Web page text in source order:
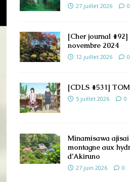
27 juillet 2026 0
[Cher journal
novembre 2024
12 juillet 2026 0
[CDLS #531]
5 juillet 2026 0
Minamisawa
montagne aux
d’Akiruno
27 juin 2026 0